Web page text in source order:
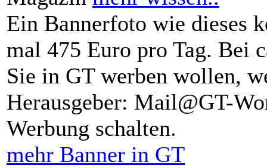
Ein Bannerfoto wie dieses
mal 475 Euro pro Tag. Bei
Sie in GT werben wollen,
Herausgeber: Mail@GT-
Werbung schalten.
mehr Banner in GT